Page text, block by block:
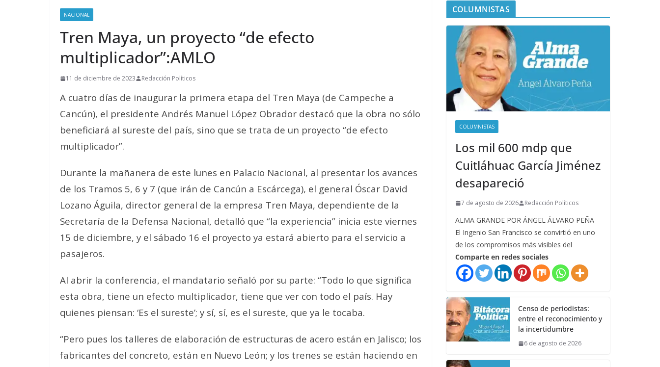
NACIONAL
Tren Maya, un proyecto “de efecto
multiplicador”:AMLO
11 de diciembre de 2023 Redacción Políticos
A cuatro días de inaugurar la primera etapa del Tren Maya (de Campeche a
Cancún), el presidente Andrés Manuel López Obrador destacó que la obra no sólo
beneficiará al sureste del país, sino que se trata de un proyecto “de efecto
multiplicador”.
Durante la mañanera de este lunes en Palacio Nacional, al presentar los avances
de los Tramos 5, 6 y 7 (que irán de Cancún a Escárcega), el general Óscar David
Lozano Águila, director general de la empresa Tren Maya, dependiente de la
Secretaría de la Defensa Nacional, detalló que “la experiencia” inicia este viernes
15 de diciembre, y el sábado 16 el proyecto ya estará abierto para el servicio a
pasajeros.
Al abrir la conferencia, el mandatario señaló por su parte: “Todo lo que significa
esta obra, tiene un efecto multiplicador, tiene que ver con todo el país. Hay
quienes piensan: ‘Es el sureste’; y sí, sí, es el sureste, que ya le tocaba.
“Pero pues los talleres de elaboración de estructuras de acero están en Jalisco; los
fabricantes del concreto, están en Nuevo León; y los trenes se están haciendo en
COLUMNISTAS
COLUMNISTAS
Los mil 600 mdp que
Cuitláhuac García Jiménez
desapareció
7 de agosto de 2026 Redacción Políticos
ALMA GRANDE POR ÁNGEL ÁLVARO PEÑA
El Ingenio San Francisco se convirtió en uno
de los compromisos más visibles del
Comparte en redes sociales
Censo de periodistas:
entre el reconocimiento y
la incertidumbre
6 de agosto de 2026